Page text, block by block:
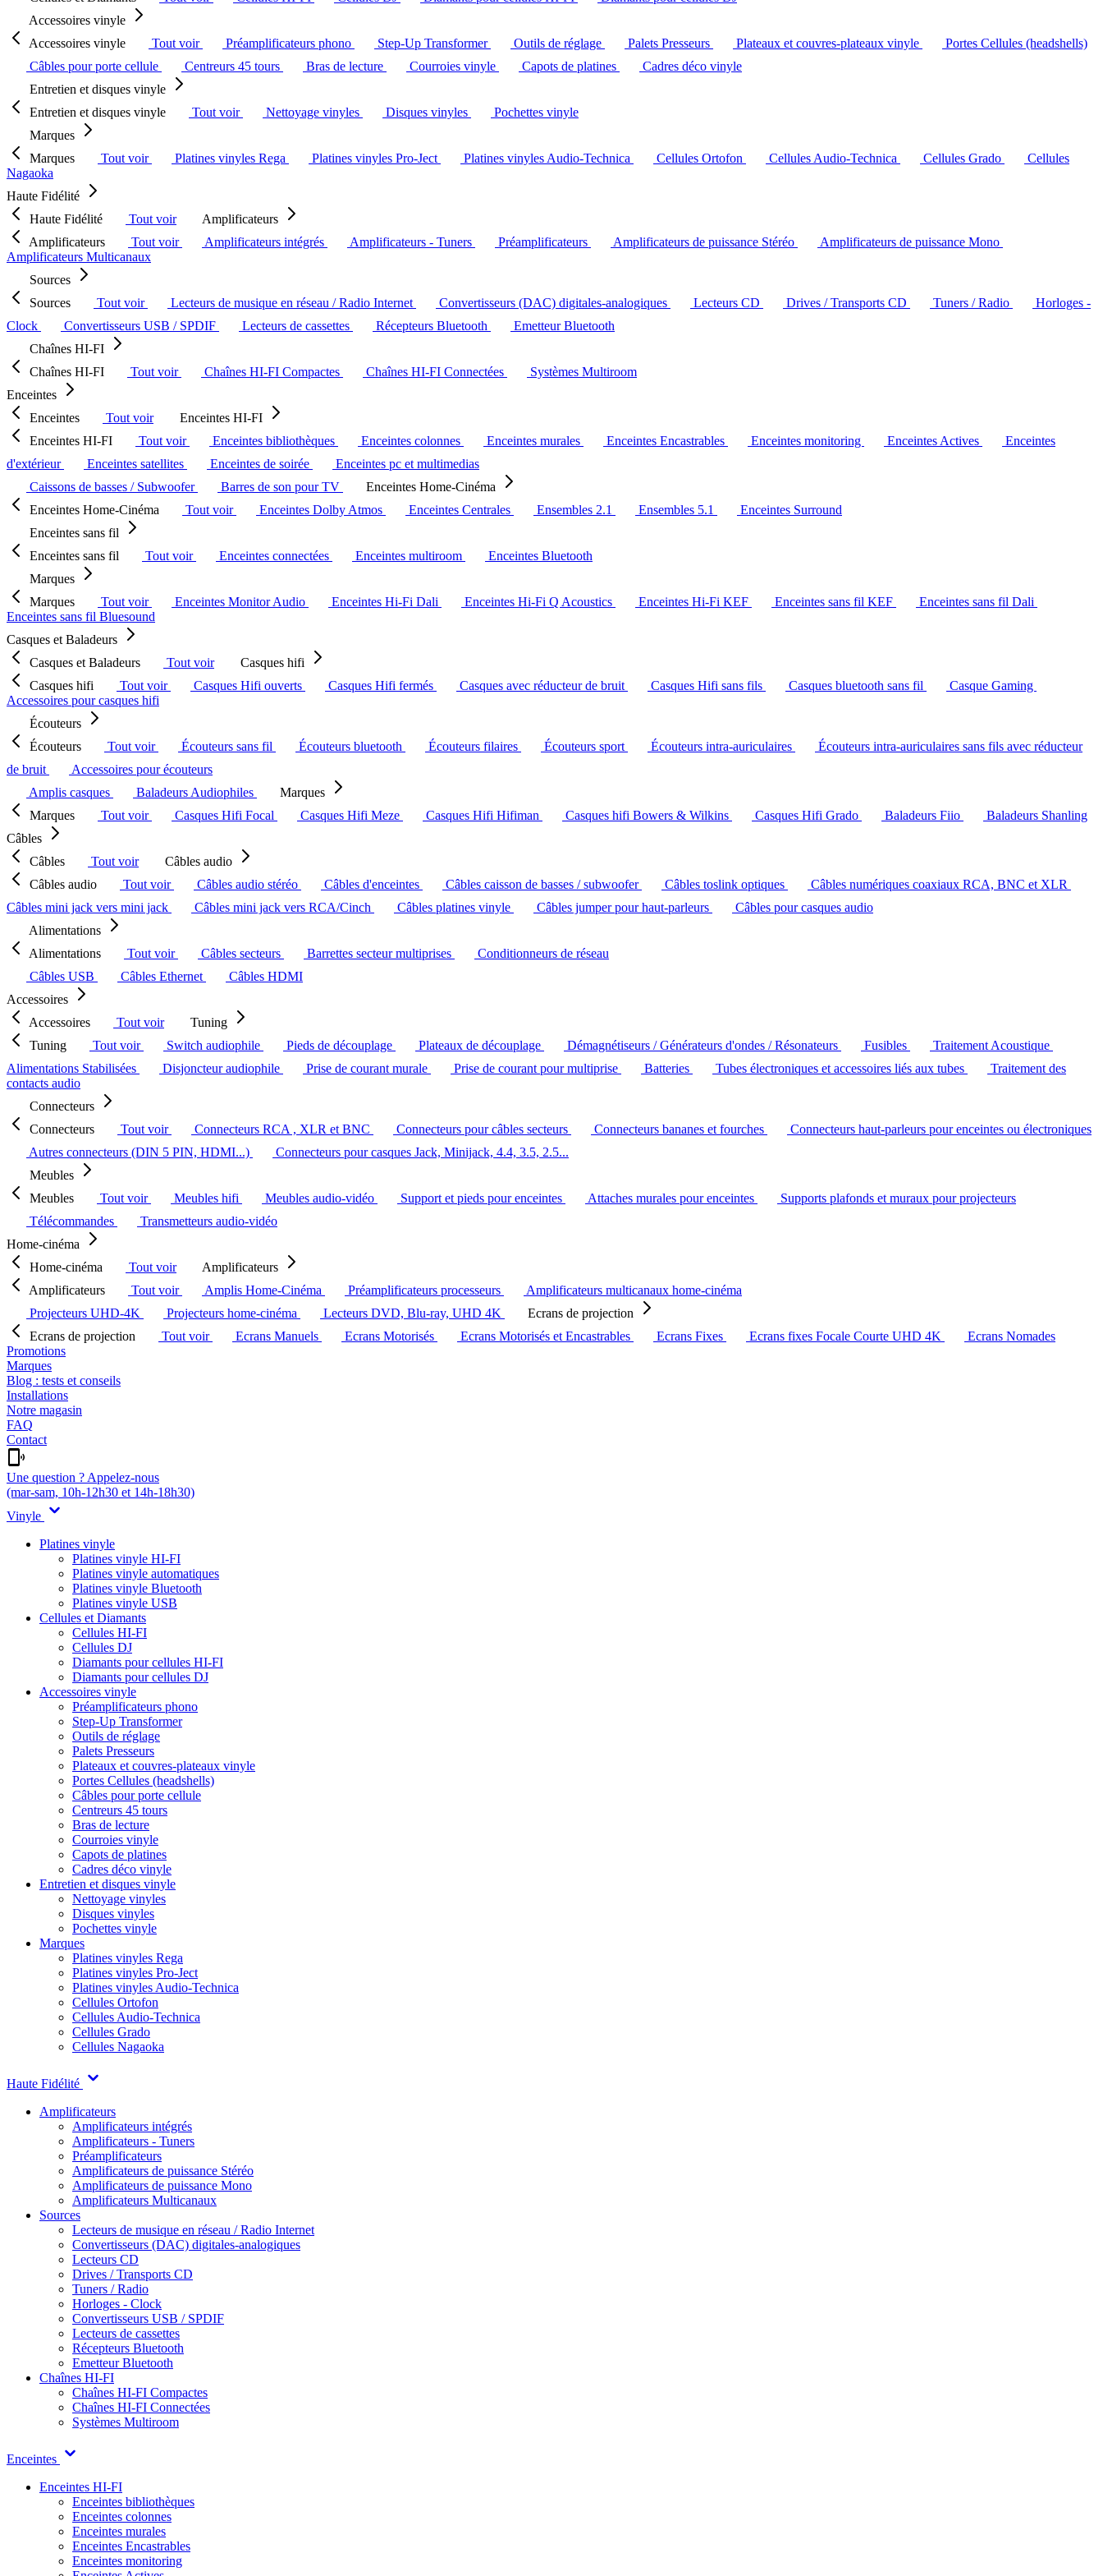
Accessoires vinyle
Accessoires vinyle
Tout voir Préamplificateurs phono Step-Up Transformer Outils de réglage Palets Presseurs Plateaux et couvres-plateaux vinyle
Portes Cellules (headshells)
Câbles pour porte cellule
Centreurs 45 tours Bras de lecture Courroies vinyle Capots de platines
Cadres déco vinyle
Entretien et disques vinyle
Entretien et disques vinyle
Tout voir Nettoyage vinyles Disques vinyles
Pochettes vinyle
Marques
Marques
Tout voir Platines vinyles Rega Platines vinyles Pro-Ject Platines vinyles Audio-Technica Cellules Ortofon Cellules Audio-Technica Cellules Grado
Cellules
Nagaoka
Haute Fidélité
Haute Fidélité
Tout voir
Amplificateurs
Amplificateurs
Tout voir Amplificateurs intégrés Amplificateurs - Tuners Préamplificateurs Amplificateurs de puissance Stéréo
Amplificateurs de puissance Mono
Amplificateurs Multicanaux
Sources
Sources
Tout voir Lecteurs de musique en réseau / Radio Internet Convertisseurs (DAC) digitales-analogiques Lecteurs CD Drives / Transports CD Tuners / Radio
Horloges -
Clock
Convertisseurs USB / SPDIF Lecteurs de cassettes Récepteurs Bluetooth
Emetteur Bluetooth
Chaînes HI-FI
Chaînes HI-FI
Tout voir Chaînes HI-FI Compactes Chaînes HI-FI Connectées
Systèmes Multiroom
Enceintes
Enceintes
Tout voir
Enceintes HI-FI
Enceintes HI-FI
Tout voir Enceintes bibliothèques Enceintes colonnes Enceintes murales Enceintes Encastrables Enceintes monitoring Enceintes Actives
Enceintes
d'extérieur
Enceintes satellites Enceintes de soirée
Enceintes pc et multimedias
Caissons de basses / Subwoofer
Barres de son pour TV
Enceintes Home-Cinéma
Enceintes Home-Cinéma
Tout voir Enceintes Dolby Atmos Enceintes Centrales Ensembles 2.1 Ensembles 5.1
Enceintes Surround
Enceintes sans fil
Enceintes sans fil
Tout voir Enceintes connectées Enceintes multiroom
Enceintes Bluetooth
Marques
Marques
Tout voir Enceintes Monitor Audio Enceintes Hi-Fi Dali Enceintes Hi-Fi Q Acoustics Enceintes Hi-Fi KEF Enceintes sans fil KEF
Enceintes sans fil Dali
Enceintes sans fil Bluesound
Casques et Baladeurs
Casques et Baladeurs
Tout voir
Casques hifi
Casques hifi
Tout voir Casques Hifi ouverts Casques Hifi fermés Casques avec réducteur de bruit Casques Hifi sans fils Casques bluetooth sans fil
Casque Gaming
Accessoires pour casques hifi
Écouteurs
Écouteurs
Tout voir Écouteurs sans fil Écouteurs bluetooth Écouteurs filaires Écouteurs sport Écouteurs intra-auriculaires
Écouteurs intra-auriculaires sans fils avec réducteur
de bruit
Accessoires pour écouteurs
Amplis casques
Baladeurs Audiophiles
Marques
Marques
Tout voir Casques Hifi Focal Casques Hifi Meze Casques Hifi Hifiman Casques hifi Bowers & Wilkins Casques Hifi Grado Baladeurs Fiio
Baladeurs Shanling
Câbles
Câbles
Tout voir
Câbles audio
Câbles audio
Tout voir Câbles audio stéréo Câbles d'enceintes Câbles caisson de basses / subwoofer Câbles toslink optiques
Câbles numériques coaxiaux RCA, BNC et XLR
Câbles mini jack vers mini jack
Câbles mini jack vers RCA/Cinch Câbles platines vinyle Câbles jumper pour haut-parleurs
Câbles pour casques audio
Alimentations
Alimentations
Tout voir Câbles secteurs Barrettes secteur multiprises
Conditionneurs de réseau
Câbles USB
Câbles Ethernet
Câbles HDMI
Accessoires
Accessoires
Tout voir
Tuning
Tuning
Tout voir Switch audiophile Pieds de découplage Plateaux de découplage Démagnétiseurs / Générateurs d'ondes / Résonateurs Fusibles
Traitement Acoustique
Alimentations Stabilisées
Disjoncteur audiophile Prise de courant murale Prise de courant pour multiprise Batteries Tubes électroniques et accessoires liés aux tubes
Traitement des
contacts audio
Connecteurs
Connecteurs
Tout voir Connecteurs RCA , XLR et BNC Connecteurs pour câbles secteurs Connecteurs bananes et fourches
Connecteurs haut-parleurs pour enceintes ou électroniques
Autres connecteurs (DIN 5 PIN, HDMI...)
Connecteurs pour casques Jack, Minijack, 4.4, 3.5, 2.5...
Meubles
Meubles
Tout voir Meubles hifi Meubles audio-vidéo Support et pieds pour enceintes Attaches murales pour enceintes
Supports plafonds et muraux pour projecteurs
Télécommandes
Transmetteurs audio-vidéo
Home-cinéma
Home-cinéma
Tout voir
Amplificateurs
Amplificateurs
Tout voir Amplis Home-Cinéma Préamplificateurs processeurs
Amplificateurs multicanaux home-cinéma
Projecteurs UHD-4K
Projecteurs home-cinéma Lecteurs DVD, Blu-ray, UHD 4K
Ecrans de projection
Ecrans de projection
Tout voir Ecrans Manuels Ecrans Motorisés Ecrans Motorisés et Encastrables Ecrans Fixes Ecrans fixes Focale Courte UHD 4K
Ecrans Nomades
Promotions
Marques
Blog : tests et conseils
Installations
Notre magasin
FAQ
Contact
Une question ? Appelez-nous
(mar-sam, 10h-12h30 et 14h-18h30)
Vinyle
Platines vinyle
Platines vinyle HI-FI
Platines vinyle automatiques
Platines vinyle Bluetooth
Platines vinyle USB
Cellules et Diamants
Cellules HI-FI
Cellules DJ
Diamants pour cellules HI-FI
Diamants pour cellules DJ
Accessoires vinyle
Préamplificateurs phono
Step-Up Transformer
Outils de réglage
Palets Presseurs
Plateaux et couvres-plateaux vinyle
Portes Cellules (headshells)
Câbles pour porte cellule
Centreurs 45 tours
Bras de lecture
Courroies vinyle
Capots de platines
Cadres déco vinyle
Entretien et disques vinyle
Nettoyage vinyles
Disques vinyles
Pochettes vinyle
Marques
Platines vinyles Rega
Platines vinyles Pro-Ject
Platines vinyles Audio-Technica
Cellules Ortofon
Cellules Audio-Technica
Cellules Grado
Cellules Nagaoka
Haute Fidélité
Amplificateurs
Amplificateurs intégrés
Amplificateurs - Tuners
Préamplificateurs
Amplificateurs de puissance Stéréo
Amplificateurs de puissance Mono
Amplificateurs Multicanaux
Sources
Lecteurs de musique en réseau / Radio Internet
Convertisseurs (DAC) digitales-analogiques
Lecteurs CD
Drives / Transports CD
Tuners / Radio
Horloges - Clock
Convertisseurs USB / SPDIF
Lecteurs de cassettes
Récepteurs Bluetooth
Emetteur Bluetooth
Chaînes HI-FI
Chaînes HI-FI Compactes
Chaînes HI-FI Connectées
Systèmes Multiroom
Enceintes
Enceintes HI-FI
Enceintes bibliothèques
Enceintes colonnes
Enceintes murales
Enceintes Encastrables
Enceintes monitoring